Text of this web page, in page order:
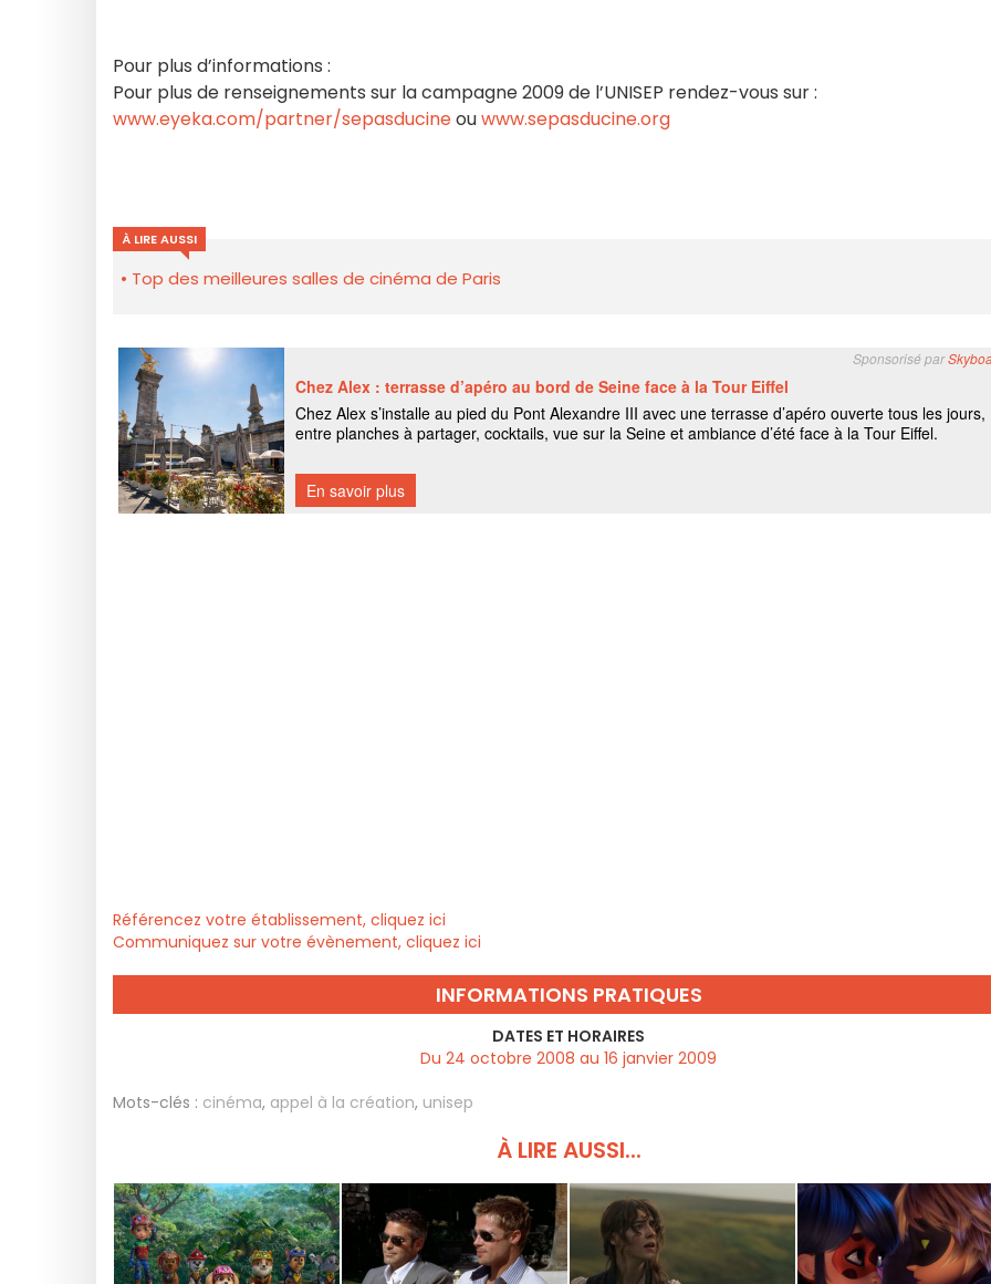
Pour plus d’informations :
Pour plus de renseignements sur la campagne 2009 de l’UNISEP rendez-vous sur :
www.eyeka.com/partner/sepasducineouwww.sepasducine.org
À LIRE AUSSI
Top des meilleures salles de cinéma de Paris
Référencez votre établissement, cliquez ici
Communiquez sur votre évènement, cliquez ici
INFORMATIONS PRATIQUES
DATES ET HORAIRES
Du 24 octobre 2008 au 16 janvier 2009
Mots-clés : cinéma, appel à la création, unisep
À LIRE AUSSI...